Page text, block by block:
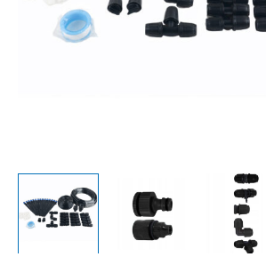
stropitori,
furtun
aspersoare,
negru